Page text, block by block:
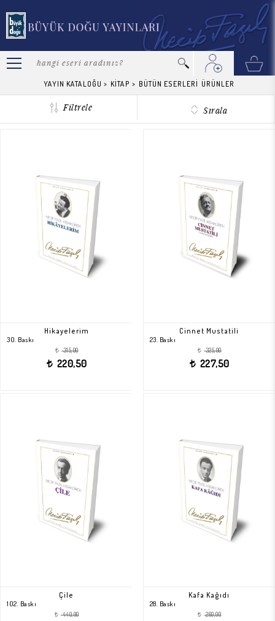
YAYIN KATALOĞU > KİTAP > BÜTÜN ESERLERİ ÜRÜNLER
Filtrele Sırala
Hikayelerim
30. Baskı
t
315,00
t
220,50
Cinnet Mustatili
23. Baskı
t
325,00
t
227,50
Çile
102. Baskı
t
440,00
Kafa Kağıdı
28. Baskı
t
260,00